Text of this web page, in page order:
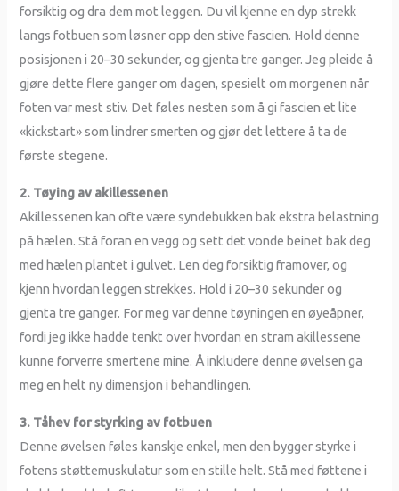
forsiktig og dra dem mot leggen. Du vil kjenne en dyp strekk
langs fotbuen som løsner opp den stive fascien. Hold denne
posisjonen i 20–30 sekunder, og gjenta tre ganger. Jeg pleide å
gjøre dette flere ganger om dagen, spesielt om morgenen når
foten var mest stiv. Det føles nesten som å gi fascien et lite
«kickstart» som lindrer smerten og gjør det lettere å ta de
første stegene.
2. Tøying av akillessenen
Akillessenen kan ofte være syndebukken bak ekstra belastning
på hælen. Stå foran en vegg og sett det vonde beinet bak deg
med hælen plantet i gulvet. Len deg forsiktig framover, og
kjenn hvordan leggen strekkes. Hold i 20–30 sekunder og
gjenta tre ganger. For meg var denne tøyningen en øyeåpner,
fordi jeg ikke hadde tenkt over hvordan en stram akillessene
kunne forverre smertene mine. Å inkludere denne øvelsen ga
meg en helt ny dimensjon i behandlingen.
3. Tåhev for styrking av fotbuen
Denne øvelsen føles kanskje enkel, men den bygger styrke i
fotens støttemuskulatur som en stille helt. Stå med føttene i